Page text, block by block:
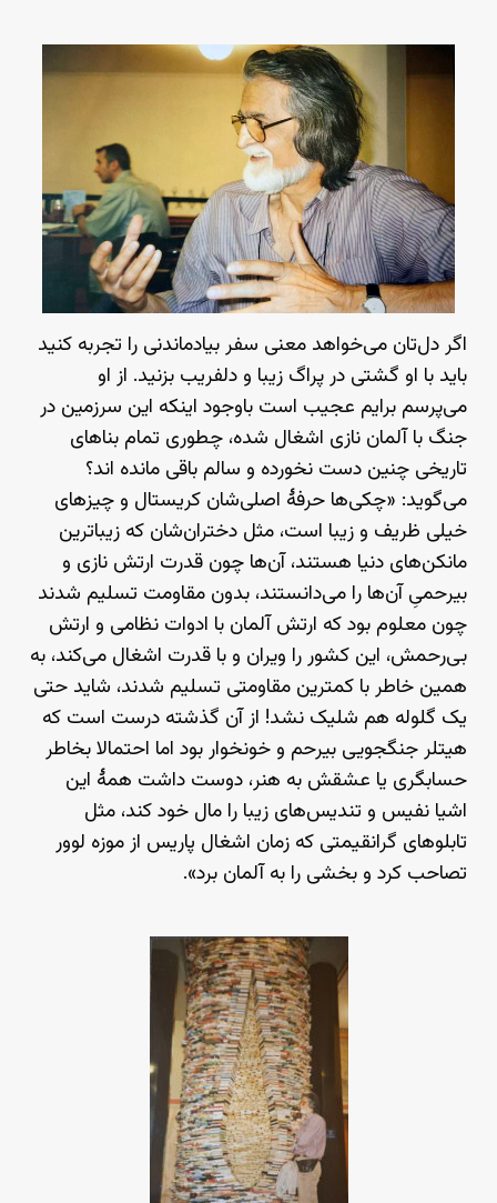
اگر دل‌تان می‌خواهد معنی سفر بیادماندنی را تجربه کنید
باید با او گشتی در پراگ زیبا و دلفریب بزنید. از او
می‌پرسم برایم عجیب است باوجود اینکه این سرزمین در
جنگ با آلمان نازی اشغال شده، چطوری تمام بناهای
تاریخی چنین دست نخورده و سالم باقی مانده اند؟
می‌گوید: «چکی‌ها حرفهٔ اصلی‌شان کریستال و چیزهای
خیلی ظریف و زیبا است، مثل دختران‌شان که زیباترین
مانکن‌های دنیا هستند، آن‌ها چون قدرت ارتش نازی و
بیرحمیِ آن‌ها را می‌دانستند، بدون مقاومت تسلیم شدند
چون معلوم بود که ارتش آلمان با ادوات نظامی و ارتش
بی‌رحمش، این کشور را ویران و با قدرت اشغال می‌کند، به
همین خاطر با کمترین مقاومتی تسلیم شدند، شاید حتی
یک گلوله هم شلیک نشد! از آن گذشته درست است که
هیتلر جنگجویی بیرحم و خونخوار بود اما احتمالا بخاطر
حسابگری یا عشقش به هنر، دوست داشت همهٔ این
اشیا نفیس و تندیس‌های زیبا را مال خود کند، مثل
تابلوهای گرانقیمتی که زمان اشغال پاریس از موزه لوور
تصاحب کرد و بخشی را به آلمان برد».